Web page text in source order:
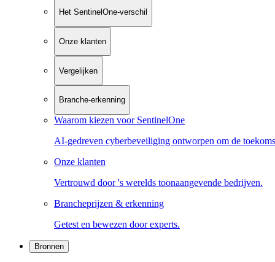
Het SentinelOne-verschil
Onze klanten
Vergelijken
Branche-erkenning
Waarom kiezen voor SentinelOne
AI-gedreven cyberbeveiliging ontworpen om de
Onze klanten
Vertrouwd door 's werelds toonaangevende bedrijven.
Brancheprijzen & erkenning
Getest en bewezen door experts.
Bronnen